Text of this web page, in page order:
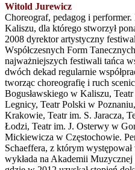
Witold Jurewicz
Choreograf, pedagog i
Kaliszu, dla którego stworzył
2008 dyrektor artystyczny
Współczesnych Form
najważniejszych festiwali tańca
dwóch dekad regularnie
tworząc choreografię i ruch
Bogusławskiego w Kaliszu,
Legnicy, Teatr Polski w
Krakowie, Teatr im. S. Jaracza,
Łodzi, Teatr im. J. Osterwy w
Mickiewicza w Częstochowie.
Schaeffera, z którym
wykłada na Akademii